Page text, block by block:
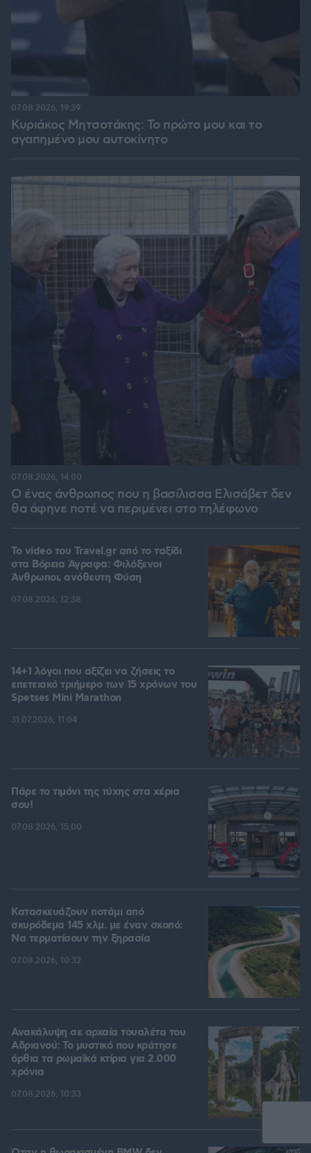
Κυριάκος Μητσοτάκης: Το πρώτο μου και το
αγαπημένο μου αυτοκίνητο
07.08.2026, 19:39
Ο ένας άνθρωπος που η βασίλισσα Ελισάβετ δεν
θα άφηνε ποτέ να περιμένει στο τηλέφωνο
07.08.2026, 14:00
To video του Travel.gr από το ταξίδι
στα Βόρεια Άγραφα: Φιλόξενοι
Άνθρωποι, ανόθευτη Φύση
07.08.2026, 12:38
14+1 λόγοι που αξίζει να ζήσεις το
επετειακό τριήμερο των 15 χρόνων του
Spetses Mini Marathon
31.07.2026, 11:04
Πάρε το τιμόνι της τύχης στα χέρια
σου!
07.08.2026, 15:00
Κατασκευάζουν ποτάμι από
σκυρόδεμα 145 χλμ. με έναν σκοπό:
Να τερματίσουν την ξηρασία
07.08.2026, 10:32
Ανακάλυψη σε αρχαία τουαλέτα του
Αδριανού: Το μυστικό που κράτησε
όρθια τα ρωμαϊκά κτίρια για 2.000
χρόνια
07.08.2026, 10:33